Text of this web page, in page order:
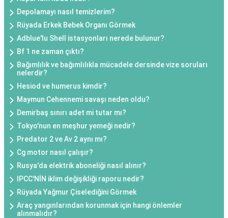
Depolamayı nasıl temizlerim?
Rüyada Erkek Bebek Organı Görmek
Adblue'lu Shell istasyonları nerede bulunur?
Bf 1 ne zaman çıktı?
Bağımlılık ve bağımlılıkla mücadele dersinde vize soruları
nelerdir?
Hesiod ve humerus kimdir?
Maymun Cehennemi savaşı neden oldu?
Demirbaş sınırı adet mi tutar mı?
Tokyo'nun en meşhur yemeği nedir?
Predator 2 ve Av 2 aynı mı?
Cg motor nasıl çalışır?
Rusya'da elektrik aboneliği nasıl alınır?
IPCC'NİN iklim değişikliği raporu nedir?
Rüyada Yağmur Çiselediğini Görmek
Araç yangınlarından korunmak için hangi önlemler
alınmalıdır?